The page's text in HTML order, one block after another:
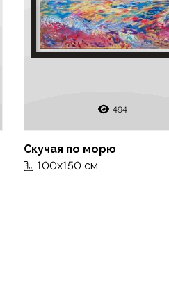
494
Скучая по морю
100x150 см